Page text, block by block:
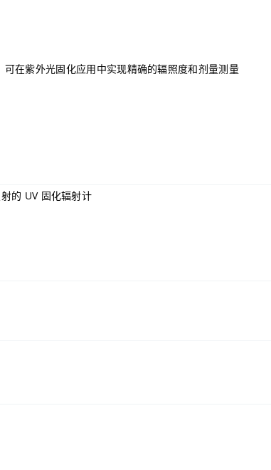
在紫外光固化应用中实现精确的辐照度和剂量测量
的 UV 固化辐射计